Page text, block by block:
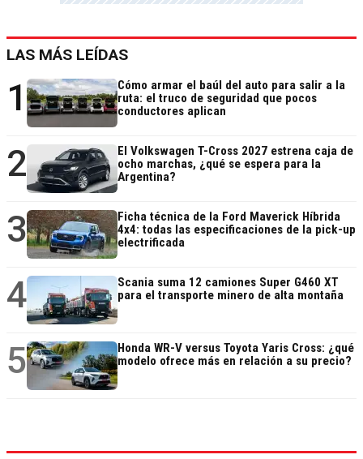
LAS MÁS LEÍDAS
1
Cómo armar el baúl del auto para salir a la
ruta: el truco de seguridad que pocos
conductores aplican
2
El Volkswagen T-Cross 2027 estrena caja de
ocho marchas, ¿qué se espera para la
Argentina?
3
Ficha técnica de la Ford Maverick Híbrida
4x4: todas las especificaciones de la pick-up
electrificada
4
Scania suma 12 camiones Super G460 XT
para el transporte minero de alta montaña
5
Honda WR-V versus Toyota Yaris Cross: ¿qué
modelo ofrece más en relación a su precio?